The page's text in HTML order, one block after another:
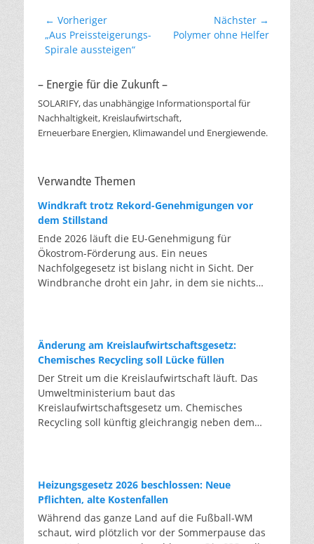
Beitragsnavigation
← Vorheriger
Vorheriger
Beitrag:
„Aus Preissteigerungs-
Spirale aussteigen“
Nächster →
Nächster
Polymer ohne Helfer
– Energie für die Zukunft –
SOLARIFY, das unabhängige Informationsportal für
Nachhaltigkeit, Kreislaufwirtschaft,
Erneuerbare Energien, Klimawandel und Energiewende.
Verwandte Themen
Windkraft trotz Rekord-Genehmigungen vor
dem Stillstand
Ende 2026 läuft die EU-Genehmigung für
Ökostrom-Förderung aus. Ein neues
Nachfolgegesetz ist bislang nicht in Sicht. Der
Windbranche droht ein Jahr, in dem sie nichts
die Verfahren laufen heute deutlich schneller. Die
Halbjahresbilanz der Branche bestätigt dieses
Muster: So viele Windräder wie nie zuvor wurden
genehmigt, doch im ersten Halbjahr gingen netto
nur rund zwei Gigawatt ans Netz. Der Bestand
liegt damit bei etwa 70 Gigawatt. Das gesetzliche
Zwischenziel von 84 Gigawatt zum Jahresende ist
eine immer länger werdende Schlange baureifer
Projekte. Bis Jahresende dürfte sie nach
Branchenschätzungen ein Volumen erreichen, das
einem Drittel aller bereits in Deutschland
Änderung am Kreislaufwirtschaftsgesetz:
Chemisches Recycling soll Lücke füllen
Der Streit um die Kreislaufwirtschaft läuft. Das
Umweltministerium baut das
Kreislaufwirtschaftsgesetz um. Chemisches
Recycling soll künftig gleichrangig neben dem
Novelle des Kreislaufwirtschaftsgesetzes (KrWG)
in die Anhörung gegeben. Bis zum 7. August
haben Verbände und Länder die Möglichkeit,
Stellung zu nehmen. Im Januar 2027 soll das
Kabinett eine Entscheidung treffen. Formal setzt
Heizungsgesetz 2026 beschlossen: Neue
Pflichten, alte Kostenfallen
Während das ganze Land auf die Fußball-WM
schaut, wird plötzlich vor der Sommerpause das